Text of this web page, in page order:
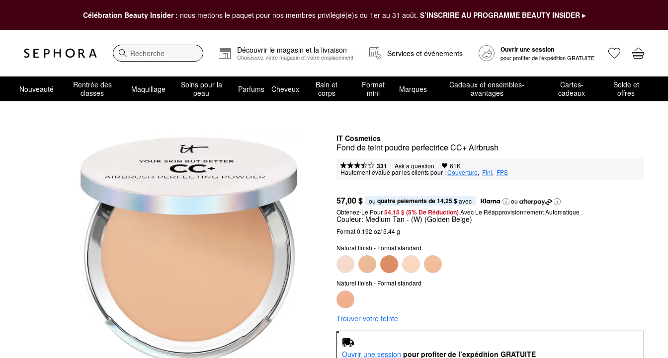
Célébration Beauty Insider : nous mettons le paquet pour nos membres privilégié(e)s du 1er au 31 août. S’INSCRIRE AU PROGRAMME BEAUTY INSIDER ▸
Recherche
Découvrir le magasin et la livraison
Choisissez votre magasin et votre emplacement Services et événements Ouvrir une session
pour profiter de l’expédition GRATUITE
Nouveauté
Rentrée des
classes
Maquillage
Soins pour la
peau
Parfums Cheveux
Bain et
corps
Format
mini
Marques
Cadeaux et ensembles-
avantages
Cartes-
cadeaux
Solde et
offres
IT Cosmetics
Fond de teint poudre perfectrice CC+ Airbrush
331 | Ask a question | 61K
Hautement évalué par les clients pour :Couverture, Fini, FPS
57,00 $ ou quatre paiements de 14,25 $ avec
ou
Obtenez-Le Pour54,15 $ (5% De Réduction) Avec Le Réapprovisionnement Automatique
Couleur: Medium Tan - (W) (Golden Beige)
Format 0.192 oz/ 5.44 g
Natural finish - Format standard
Naturel finish - Format standard
Trouver votre teinte
Ouvrir une session pour profiter de l’expédition GRATUITE